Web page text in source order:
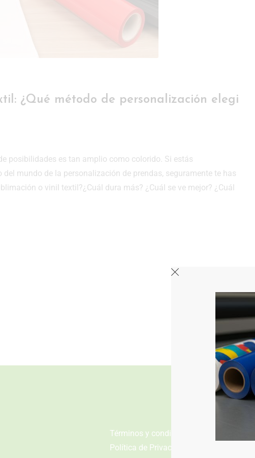
¿Qué método de personalización elegi
posibilidades es tan amplio como colorido. Si estás
mundo de la personalización de prendas, seguramente te has
o vinil textil?¿Cuál dura más? ¿Cuál se ve mejor? ¿Cuál
Términos y condiciones
Política de Privacidad